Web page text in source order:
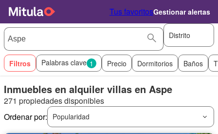
Tus favoritosGestionar alertas
Distrito
Filtros Palabras clave 1 Precio Dormitorios Baños
Inmuebles en alquiler villas en Aspe
271 propiedades disponibles
Ordenar por:
Popularidad